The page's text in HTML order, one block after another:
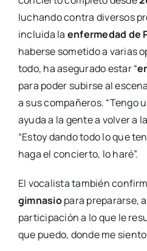
luchando contra diversos
incluida la enfermedad de
haberse sometido a varias
todo, ha asegurado estar “
para poder subirse al
a sus compañeros. “Tengo
ayuda a la gente a volver a
“Estoy dando todo lo que
haga el concierto, lo haré”.
El vocalista también
gimnasiopara prepararse,
participación a lo que le
que puedo, donde me